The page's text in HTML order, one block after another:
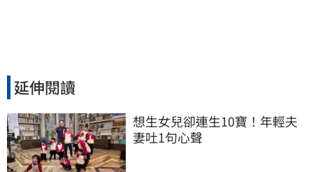
延伸閱讀
想生女兒卻連生10寶！年輕夫
妻吐1句心聲